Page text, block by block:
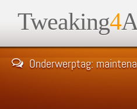
Tweaking4
Onderwerptag: